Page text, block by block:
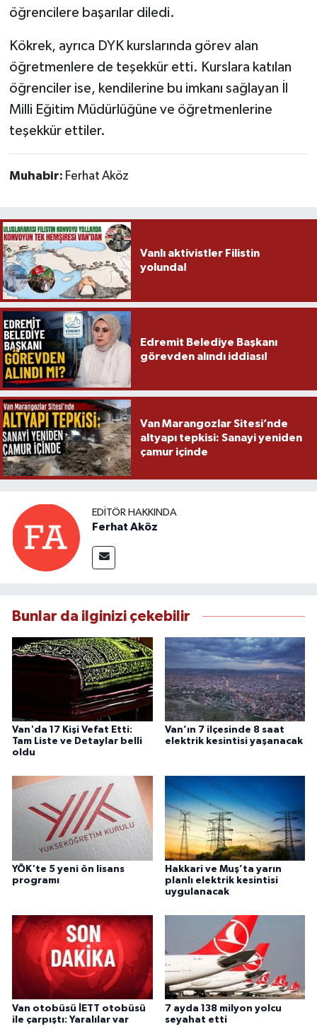
öğrencilere başarılar diledi.
Kökrek, ayrıca DYK kurslarında görev alan
öğretmenlere de teşekkür etti. Kurslara katılan
öğrenciler ise, kendilerine bu imkanı sağlayan İl
Milli Eğitim Müdürlüğüne ve öğretmenlerine
teşekkür ettiler.
Muhabir: Ferhat Aköz
Vanlı aktivistler Filistin
yolunda!
Edremit Belediye Başkanı
görevden alındı iddiası!
Van Marangozlar Sitesi’nde
altyapı tepkisi: Sanayi yeniden
çamur içinde
EDITÖR HAKKINDA
Ferhat Aköz
Bunlar da ilginizi çekebilir
Van'da 17 Kişi Vefat Etti:
Tam Liste ve Detaylar belli
oldu
Van’ın 7 ilçesinde 8 saat
elektrik kesintisi yaşanacak
YÖK'te 5 yeni ön lisans
programı
Hakkari ve Muş’ta yarın
planlı elektrik kesintisi
uygulanacak
Van otobüsü İETT otobüsü
ile çarpıştı: Yaralılar var
7 ayda 138 milyon yolcu
seyahat etti